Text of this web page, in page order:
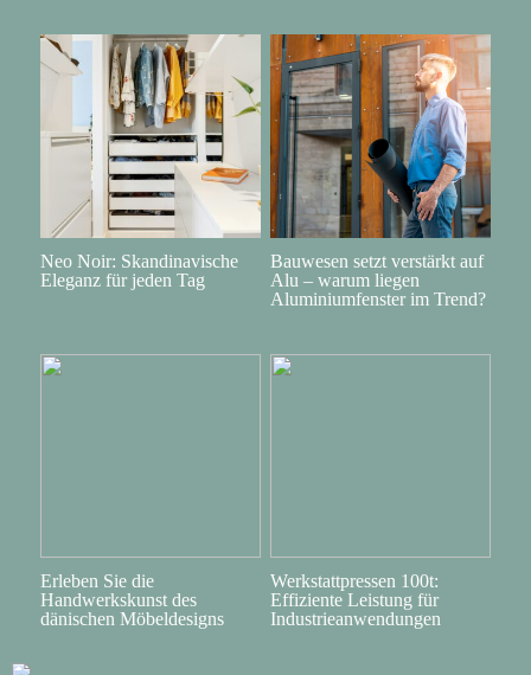
Neo Noir: Skandinavische
Eleganz für jeden Tag
Bauwesen setzt verstärkt auf
Alu – warum liegen
Aluminiumfenster im Trend?
Erleben Sie die
Handwerkskunst des
dänischen Möbeldesigns
Werkstattpressen 100t:
Effiziente Leistung für
Industrieanwendungen